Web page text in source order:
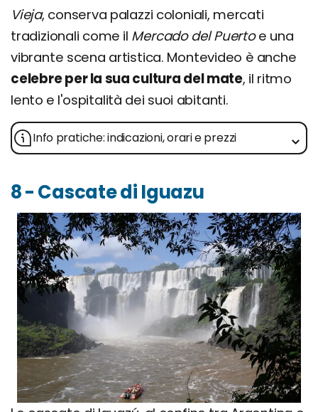
Vieja, conserva palazzi coloniali, mercati
tradizionali come il Mercado del Puertoe una
vibrante scena artistica. Montevideo è anche
celebre per la sua cultura del mate, il ritmo
lento e l'ospitalità dei suoi abitanti.
Info pratiche: indicazioni, orari e prezzi
8 - Cascate di Iguazu